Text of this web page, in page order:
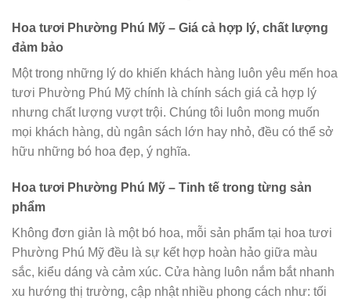
Hoa tươi Phường Phú Mỹ – Giá cả hợp lý, chất lượng
đảm bảo
Một trong những lý do khiến khách hàng luôn yêu mến hoa
tươi Phường Phú Mỹ chính là chính sách giá cả hợp lý
nhưng chất lượng vượt trội. Chúng tôi luôn mong muốn
mọi khách hàng, dù ngân sách lớn hay nhỏ, đều có thể sở
hữu những bó hoa đẹp, ý nghĩa.
Hoa tươi Phường Phú Mỹ – Tinh tế trong từng sản
phẩm
Không đơn giản là một bó hoa, mỗi sản phẩm tại hoa tươi
Phường Phú Mỹ đều là sự kết hợp hoàn hảo giữa màu
sắc, kiểu dáng và cảm xúc. Cửa hàng luôn nắm bắt nhanh
xu hướng thị trường, cập nhật nhiều phong cách như: tối